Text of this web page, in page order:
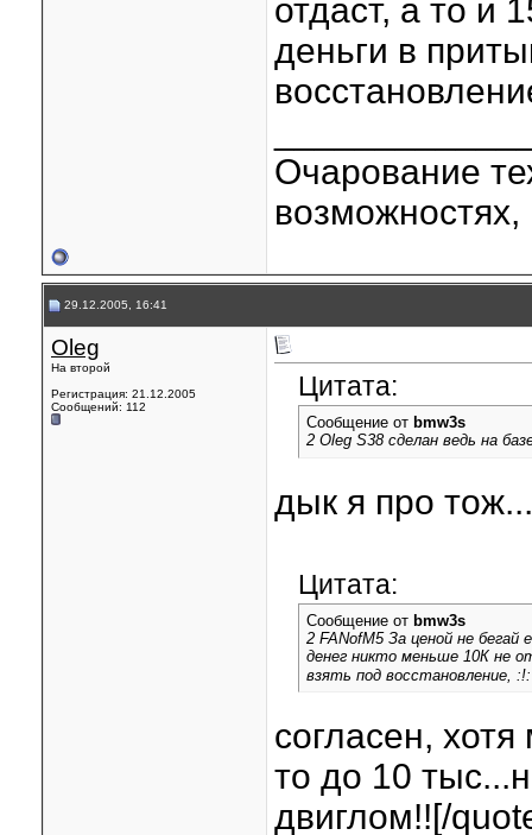
отдаст, а то и
деньги в
Очарование
возможностях,
29.12.2005, 16:41
Oleg
На второй
Регистрация: 21.12.2005
Сообщений: 112
Цитата:
Сообщение от bmw3s
2 Oleg S38 сделан ведь на
дык я про тож...
Цитата:
Сообщение от bmw3s
2 FANofM5 За ценой не
денег никто меньше 10К не
взять под восстановление,
согласен,
то до 10
двиглом!![/